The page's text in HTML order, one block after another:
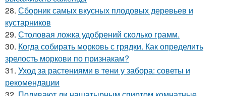
28. Сборник самых вкусных плодовых деревьев и
кустарников
29. Столовая ложка удобрений сколько грамм.
30. Когда собирать морковь с грядки. Как определить
зрелость моркови по признакам?
31. Уход за растениями в тени у забора: советы и
рекомендации